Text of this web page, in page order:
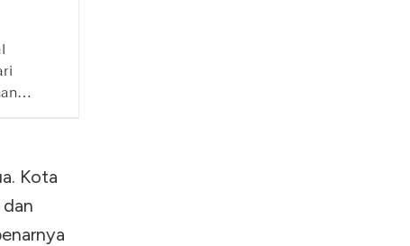
Kota